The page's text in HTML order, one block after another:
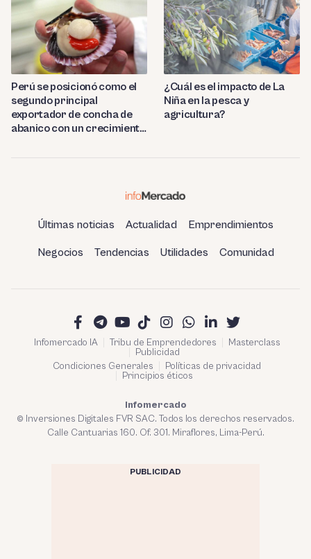
Perú se posicionó como el
segundo principal
exportador de concha de
abanico con un crecimiento
¿Cuál es el impacto de La
Niña en la pesca y
agricultura?
Últimas noticias Actualidad Emprendimientos
Negocios Tendencias Utilidades Comunidad
Infomercado IA Tribu de Emprendedores
Masterclass
Publicidad
Condiciones Generales
Políticas de privacidad
Principios éticos
Infomercado
© Inversiones Digitales FVR SAC. Todos los derechos reservados.
Calle Cantuarias 160. Of. 301. Miraflores, Lima-Perú.
PUBLICIDAD